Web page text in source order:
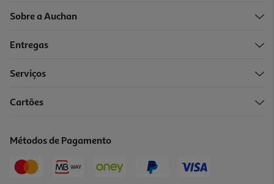
Sobre a Auchan
Entregas
Serviços
Cartões
Métodos de Pagamento